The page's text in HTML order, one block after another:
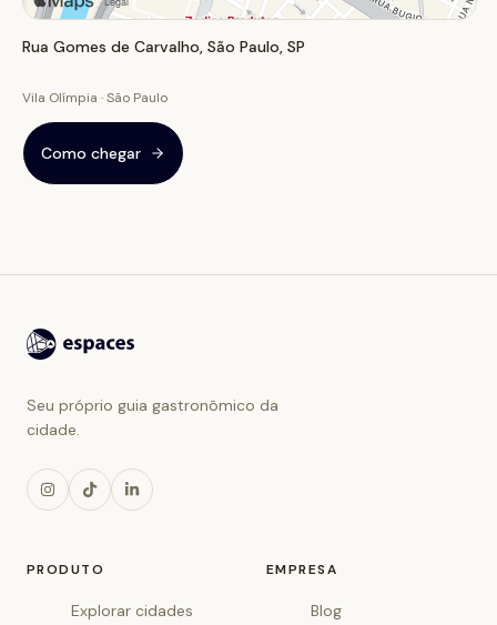
Rua Gomes de Carvalho, São Paulo, SP
Vila Olímpia · São Paulo
Como chegar
Seu próprio guia gastronômico da
cidade.
PRODUTO
Explorar cidades
EMPRESA
Blog